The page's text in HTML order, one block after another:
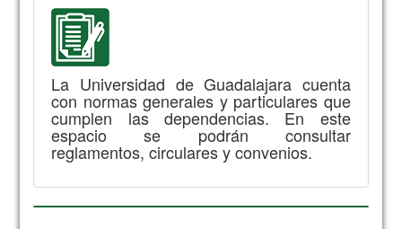
La Universidad de Guadalajara cuenta
con normas generales y particulares que
cumplen las dependencias. En este
espacio se podrán consultar
reglamentos, circulares y convenios.